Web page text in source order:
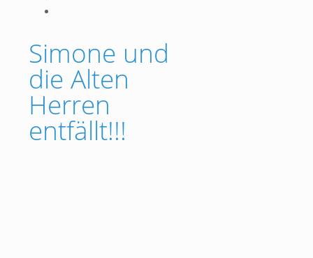
Simone und
die Alten
Herren
entfällt!!!